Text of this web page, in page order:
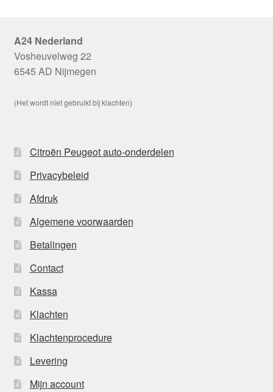
A24 Nederland
Vosheuvelweg 22
6545 AD Nijmegen
(Het wordt niet gebruikt bij klachten)
Citroën Peugeot auto-onderdelen
Privacybeleid
Afdruk
Algemene voorwaarden
Betalingen
Contact
Kassa
Klachten
Klachtenprocedure
Levering
Mijn account